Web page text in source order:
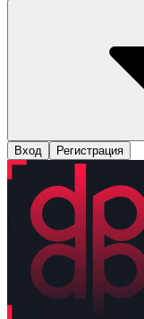
Вход Регистрация